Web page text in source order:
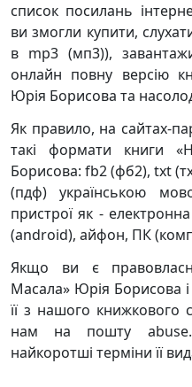
список посилань
ви змогли купити,
в mp3 (мп3)),
онлайн повну версію
Юрія Борисова та
Як правило, на сайтах-
такі формати книги
Борисова: fb2 (фб2), txt
(пдф) українською
пристрої як -
(android), айфон, ПК
Якщо ви є
Масала» Юрія Борисова
її з нашого книжкового
нам на пошту
найкоротші терміни її